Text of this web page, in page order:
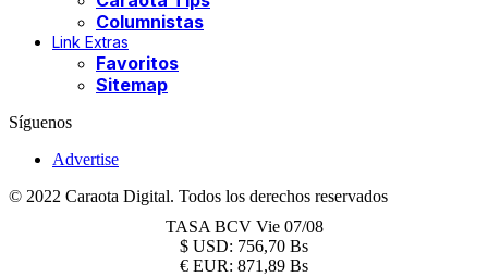
Columnistas
Link Extras
Favoritos
Sitemap
Síguenos
Advertise
© 2022 Caraota Digital. Todos los derechos reservados
TASA BCV Vie 07/08
$ USD: 756,70 Bs
€ EUR: 871,89 Bs